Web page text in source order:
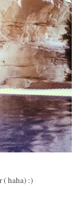
( haha) :)